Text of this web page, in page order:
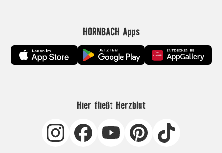
HORNBACH Apps
Hier fließt Herzblut